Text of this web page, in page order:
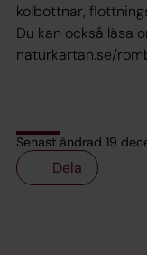
kolbottnar,
Du kan också läsa
naturkartan.se/
Senast ändrad 19
Dela